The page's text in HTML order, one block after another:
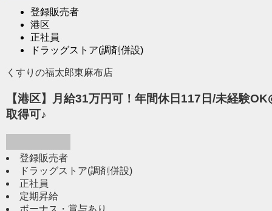
登録販売者
港区
正社員
ドラッグストア(調剤併設)
くすりの福太郎東麻布店
【港区】月給31万円可！年間休日117日/未経験
取得可♪
登録販売者
ドラッグストア(調剤併設)
正社員
定期昇給
ボーナス・賞与あり